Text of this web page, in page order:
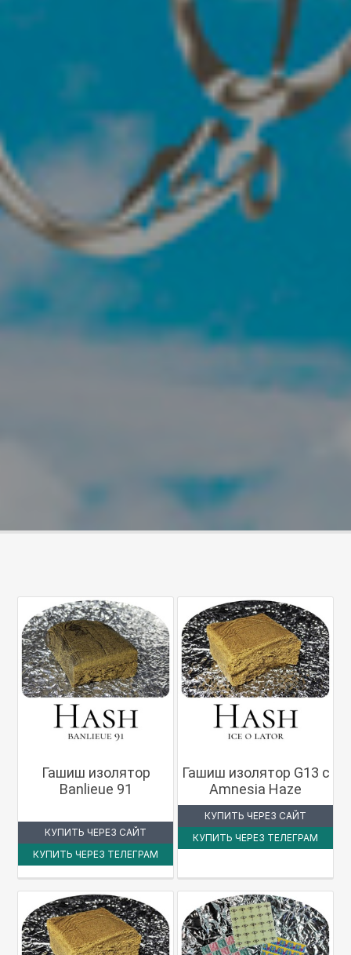
Гашиш изолятор
Banlieue 91
КУПИТЬ ЧЕРЕЗ САЙТ
КУПИТЬ ЧЕРЕЗ ТЕЛЕГРАМ
Гашиш изолятор G13 с
Amnesia Haze
КУПИТЬ ЧЕРЕЗ САЙТ
КУПИТЬ ЧЕРЕЗ ТЕЛЕГРАМ